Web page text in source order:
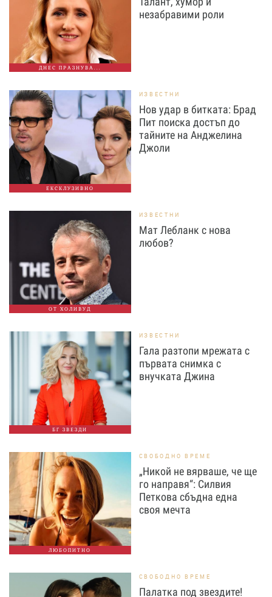
ДНЕС ПРАЗНУВА...
незабравими роли
ЕКСКЛУЗИВНО
ИЗВЕСТНИ
Нов удар в битката: Брад
Пит поиска достъп до
тайните на Анджелина
Джоли
ОТ ХОЛИВУД
ИЗВЕСТНИ
Мат Лебланк с нова
любов?
БГ ЗВЕЗДИ
ИЗВЕСТНИ
Гала разтопи мрежата с
първата снимка с
внучката Джина
ЛЮБОПИТНО
СВОБОДНО ВРЕМЕ
„Никой не вярваше, че ще
го направя“: Силвия
Петкова сбъдна една
своя мечта
СВОБОДНО ВРЕМЕ
Палатка под звездите!